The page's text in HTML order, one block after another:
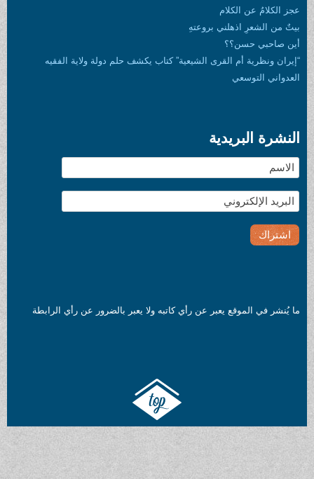
عجز الكلامُ عن الكلام
بيتٌ من الشعرِ اذهلني بروعتهِ
أين صاحبي حسن؟؟
“إيران ونظرية أم القرى الشيعية” كتاب يكشف حلم دولة ولاية الفقيه
العدواني التوسعي
النشرة البريدية
ما يُنشر في الموقع يعبر عن رأي كاتبه ولا يعبر بالضرور عن رأي الرابطة